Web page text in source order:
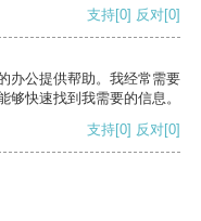
支持[0] 反对[0]
办公提供帮助。我经常需要
快速找到我需要的信息。
支持[0] 反对[0]